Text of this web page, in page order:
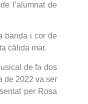
l’alumnat de
banda i cor de
càlida mar.
de fa dos
de 2022 va ser
per Rosa